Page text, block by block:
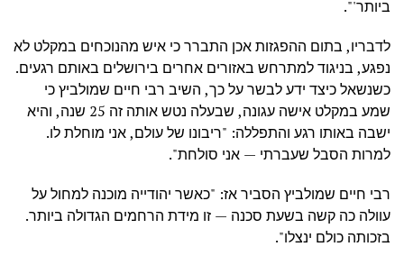
ביותר'".
לדבריו, בתום ההפגזות אכן התברר כי איש מהנוכחים במקלט לא
נפגע, בניגוד למתרחש באזורים אחרים בירושלים באותם רגעים.
כשנשאל כיצד ידע לבשר על כך, השיב רבי חיים שמולביץ כי
שמע במקלט אישה עגונה, שבעלה נטש אותה זה 25 שנה, והיא
ישבה באותו רגע והתפללה: "ריבונו של עולם, אני מוחלת לו.
למרות הסבל שעברתי — אני סולחת".
רבי חיים שמולביץ הסביר אז: "כאשר יהודייה מוכנה למחול על
עוולה כה קשה בשעת סכנה — זו מידת הרחמים הגדולה ביותר.
בזכותה כולם ינצלו".